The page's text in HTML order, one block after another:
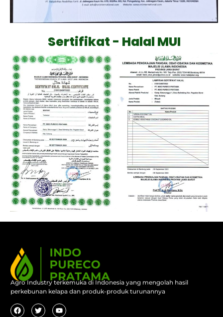
Sertifikat - Halal MUI
Agro Industry terkemuka di Indonesia yang mengolah hasil
perkebunan kelapa dan produk-produk turunannya